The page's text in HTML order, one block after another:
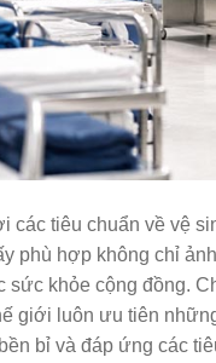
các tiêu chuẩn về vệ
phù hợp không chỉ
khỏe cộng đồng.
giới luôn ưu tiên
bỉ và đáp ứng các